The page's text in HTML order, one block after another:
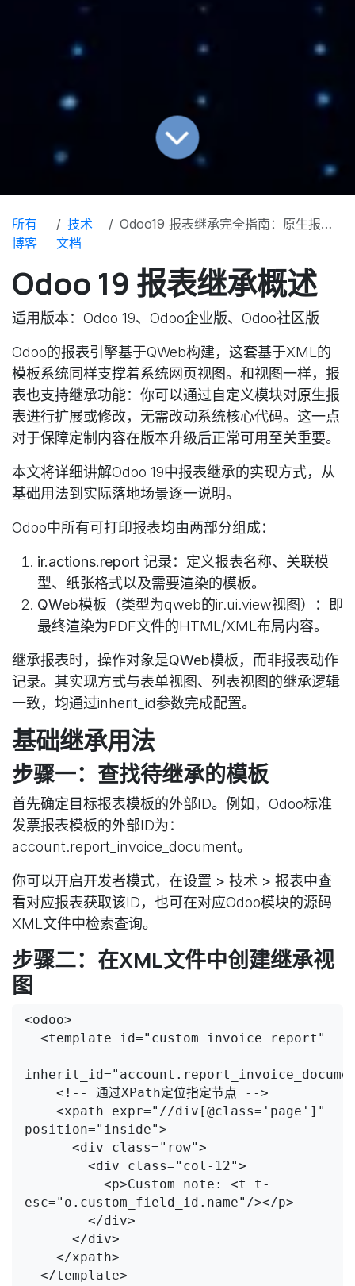
所有
博客
技术
文档
Odoo19 报表继承完全指南：原生报表无侵入定制开发
Odoo 19 报表继承概述
适用版本：Odoo 19、Odoo企业版、Odoo社区版
Odoo的报表引擎基于QWeb构建，这套基于XML的
模板系统同样支撑着系统网页视图。和视图一样，报
表也支持继承功能：你可以通过自定义模块对原生报
表进行扩展或修改， 无需改动系统核心代码。这一点
对于保障定制内容在版本升级后正常可用至关重要。
本文将详细讲解Odoo 19中报表继承的实现方式，从
基础用法到实际落地场景逐一说明。
Odoo中所有可打印报表均由两部分组成：
ir.actions.report 记录：定义报表名称、关联模
型、纸张格式以及需要渲染的模板。
QWeb模板 （类型为qweb的ir.ui.view视图）：即
最终渲染为PDF文件的HTML/XML布局内容。
继承报表时，操作对象是QWeb模板，而非报表动作
记录。其实现方式与表单视图、列表视图的继承逻辑
一致，均通过inherit_id参数完成配置。
基础继承用法
步骤一：查找待继承的模板
首先确定目标报表模板的外部ID。例如，Odoo标准
发票报表模板的外部ID为：
account.report_invoice_document。
你可以开启开发者模式，在设置 > 技术 > 报表中查
看对应报表获取该ID，也可在对应Odoo模块的源码
XML文件中检索查询。
步骤二：在XML文件中创建继承视
图
<odoo>
position="inside">
esc="o.custom_field_id.name"/></p>